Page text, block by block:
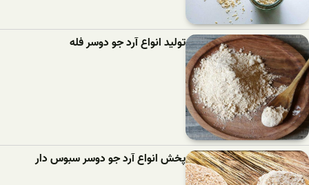
تولید انواع آرد جو دوسر فله
پخش انواع آرد جو دوسر سبوس دار